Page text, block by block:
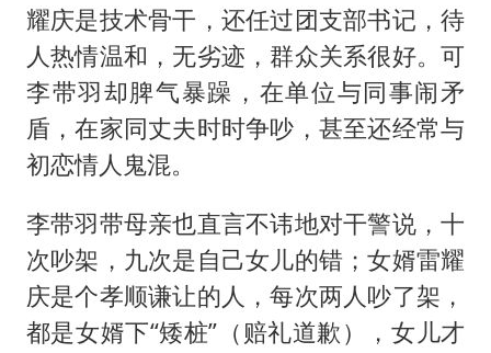
耀庆是技术骨干，还任过团支部书记，待
人热情温和，无劣迹，群众关系很好。可
李带羽却脾气暴躁，在单位与同事闹矛
盾，在家同丈夫时时争吵，甚至还经常与
初恋情人鬼混。
李带羽带母亲也直言不讳地对干警说，十
次吵架，九次是自己女儿的错；女婿雷耀
庆是个孝顺谦让的人，每次两人吵了架，
都是女婿下“矮桩”（ 赔礼道歉 ），女儿才